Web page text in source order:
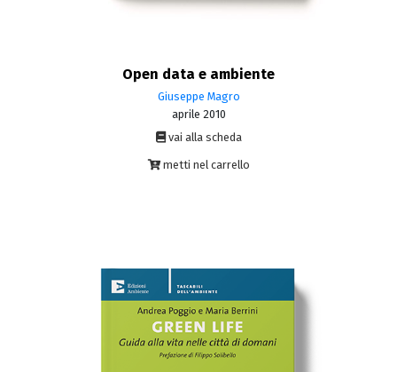
Open data e ambiente
Giuseppe Magro
aprile 2010
vai alla scheda
metti nel carrello